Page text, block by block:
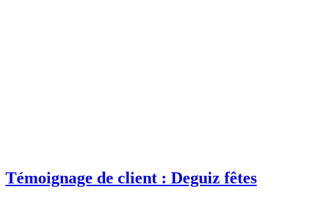
Témoignage de client : Deguiz fêtes